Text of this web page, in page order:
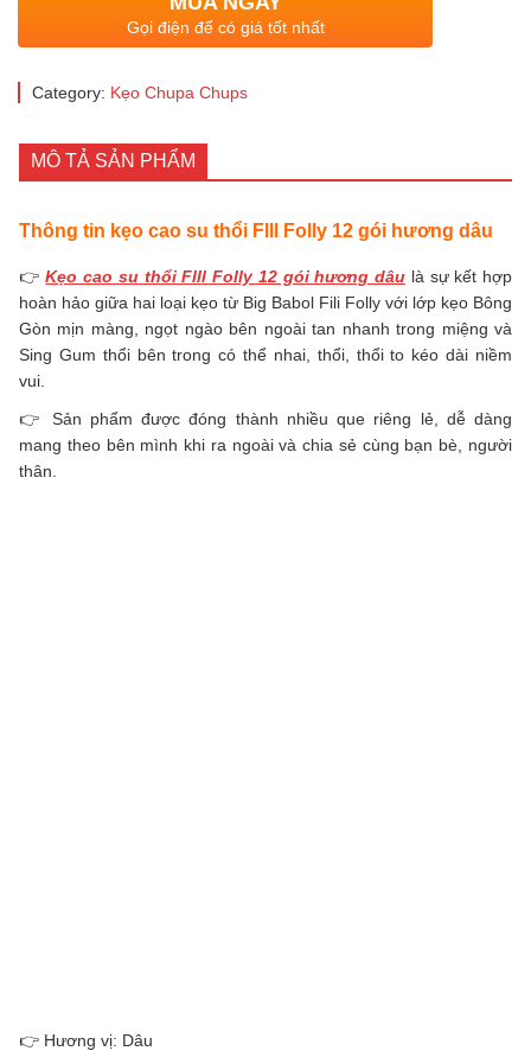
Gọi điện để có giá tốt nhất
Category: Kẹo Chupa Chups
MÔ TẢ SẢN PHẨM
Thông tin kẹo cao su thổi Flll Folly 12 gói hương dâu
👉Kẹo cao su thổi Flll Folly 12 gói hương dâu là sự kết hợp
hoàn hảo giữa hai loại kẹo từ Big Babol Fili Folly với lớp kẹo Bông
Gòn mịn màng, ngọt ngào bên ngoài tan nhanh trong miệng và
Sing Gum thổi bên trong có thể nhai, thổi, thổi to kéo dài niềm
vui.
👉 Sản phẩm được đóng thành nhiều que riêng lẻ, dễ dàng
mang theo bên mình khi ra ngoài và chia sẻ cùng bạn bè, người
thân.
👉 Hương vị: Dâu